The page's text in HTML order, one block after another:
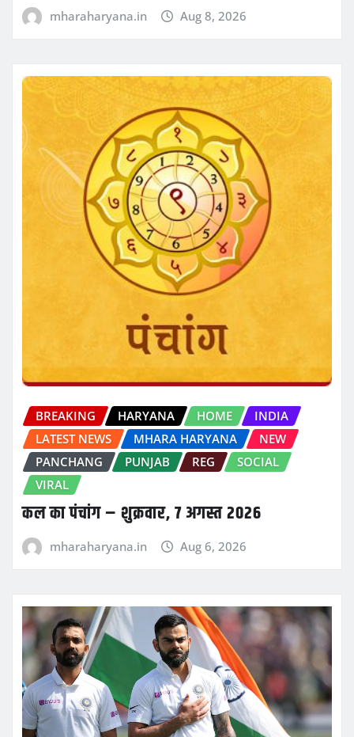
mharaharyana.in Aug 8, 2026
BREAKING HARYANA HOME
INDIA
LATEST NEWS
MHARA HARYANA
NEW
PANCHANG
PUNJAB REG
SOCIAL
VIRAL
कल का पंचांग – शुक्रवार, 7 अगस्त 2026
mharaharyana.in Aug 6, 2026